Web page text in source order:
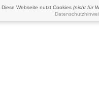
Diese Webseite nutzt Cookies (nicht für